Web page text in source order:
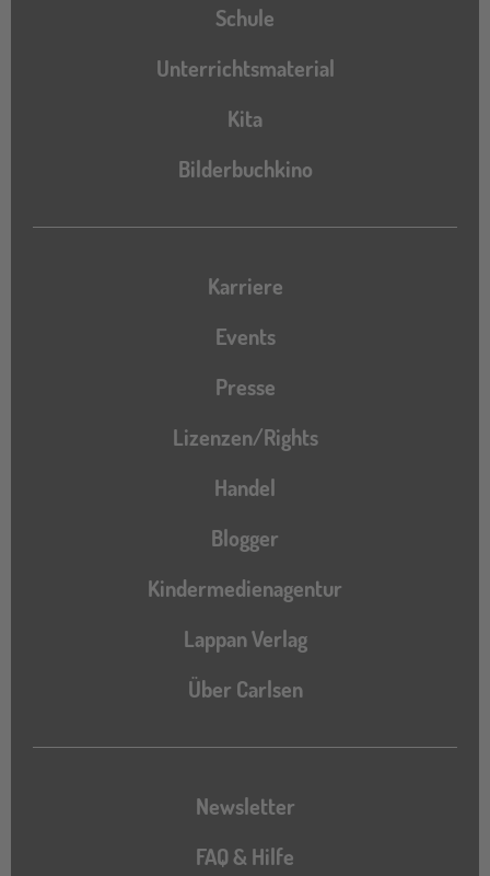
Schule
Unterrichtsmaterial
Kita
Bilderbuchkino
Karriere
Events
Presse
Lizenzen/Rights
Handel
Blogger
Kindermedienagentur
Lappan Verlag
Über Carlsen
Newsletter
FAQ & Hilfe